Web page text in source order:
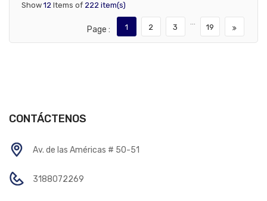
Show 12 Items of 222 item(s)
Page : 1 2 3
…
19
CONTÁCTENOS
Av. de las Américas # 50-51
3188072269